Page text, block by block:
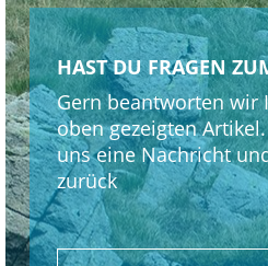
wir MTB-Klickpedale für
Geschlecht: Uni
Rahmen: SL OCLV Mountain
80 mm Federweg
Rahmengröße: S
HAST DU FRAGEN
Gern beantworten wir
oben gezeigten
uns eine Nachricht
zurück